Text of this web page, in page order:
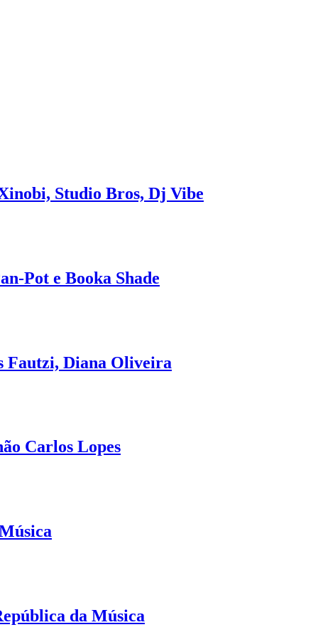
Studio Bros, Dj Vibe
Pot e Booka Shade
Fautzi, Diana Oliveira
Carlos Lopes
da Música